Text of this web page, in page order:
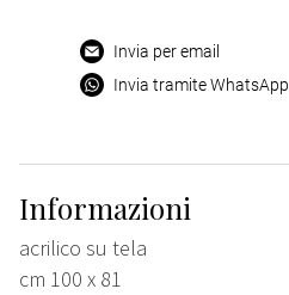
Invia per email
Invia tramite WhatsApp
Informazioni
acrilico su tela
cm 100 x 81